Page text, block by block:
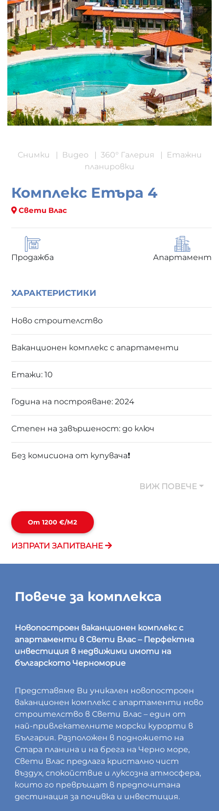
Снимки | Видео | 360° Галерия |
Етажни
планировки
Комплекс Етъра 4
Свети Влас
Продажба Апартамент
ХАРАКТЕРИСТИКИ
Ново строителство
Ваканционен комплекс с апартаменти
Етажи: 10
Година на построяване: 2024
Степен на завършеност: до ключ
Без комисиона от купувача❗
ВИЖ ПОВЕЧЕ
От 1200 €/м2
ИЗПРАТИ ЗАПИТВАНЕ
Повече за комплекса
Новопостроен ваканционен комплекс с
апартаменти в Свети Влас – Перфектна
инвестиция в недвижими имоти на
българското Черноморие
Представяме Ви уникален новопостроен
ваканционен комплекс с апартаменти ново
строителство в Свети Влас – един от
най-привлекателните морски курорти в
България. Разположен в подножието на
Стара планина и на брега на Черно море,
Свети Влас предлага кристално чист
въздух, спокойствие и луксозна атмосфера,
които го превръщат в предпочитана
дестинация за почивка и инвестиция.